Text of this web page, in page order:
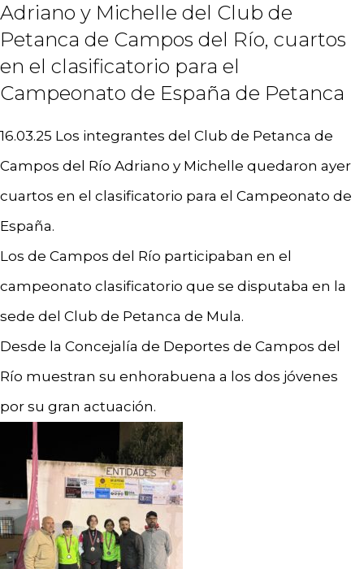
Adriano y Michelle del Club de
Petanca de Campos del Río, cuartos
en el clasificatorio para el
Campeonato de España de Petanca
16.03.25 Los integrantes del Club de Petanca de
Campos del Río Adriano y Michelle quedaron ayer
cuartos en el clasificatorio para el Campeonato de
España.
Los de Campos del Río participaban en el
campeonato clasificatorio que se disputaba en la
sede del Club de Petanca de Mula.
Desde la Concejalía de Deportes de Campos del
Río muestran su enhorabuena a los dos jóvenes
por su gran actuación.